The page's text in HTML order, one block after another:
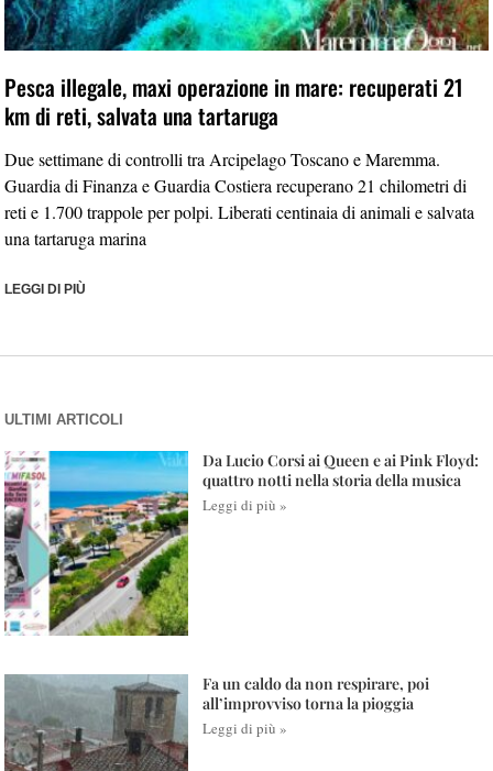
Pesca illegale, maxi operazione in mare: recuperati 21
km di reti, salvata una tartaruga
Due settimane di controlli tra Arcipelago Toscano e Maremma.
Guardia di Finanza e Guardia Costiera recuperano 21 chilometri di
reti e 1.700 trappole per polpi. Liberati centinaia di animali e salvata
una tartaruga marina
LEGGI DI PIÙ
ULTIMI ARTICOLI
Da Lucio Corsi ai Queen e ai Pink Floyd:
quattro notti nella storia della musica
Leggi di più »
Fa un caldo da non respirare, poi
all’improvviso torna la pioggia
Leggi di più »